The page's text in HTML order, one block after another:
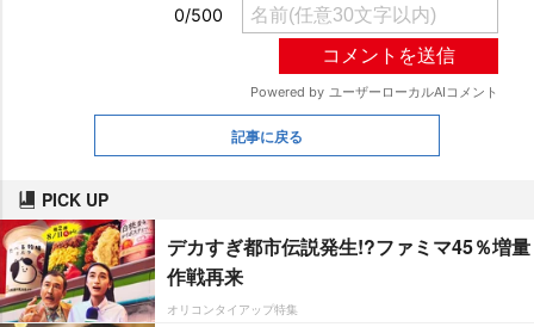
記事に戻る
PICK UP
デカすぎ都市伝説発生!?ファミマ45％増量
作戦再来
オリコンタイアップ特集